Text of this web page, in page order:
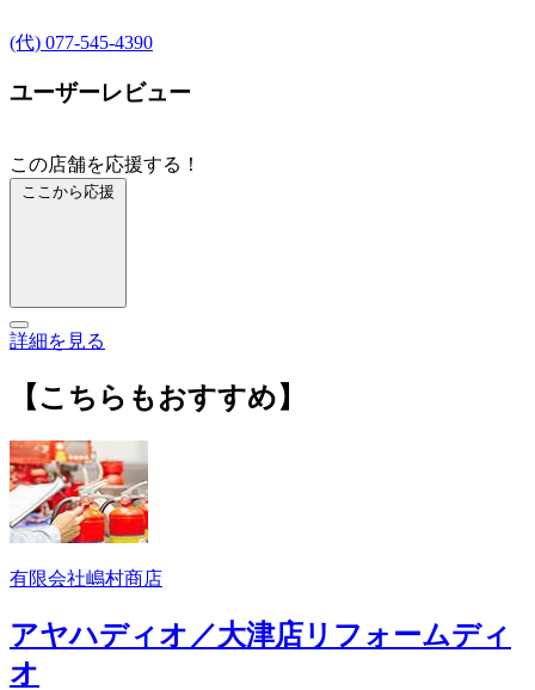
(代) 077-545-4390
ユーザーレビュー
この店舗を応援する！
ここから応援
詳細を見る
【こちらもおすすめ】
有限会社嶋村商店
アヤハディオ／大津店リフォームディ
オ